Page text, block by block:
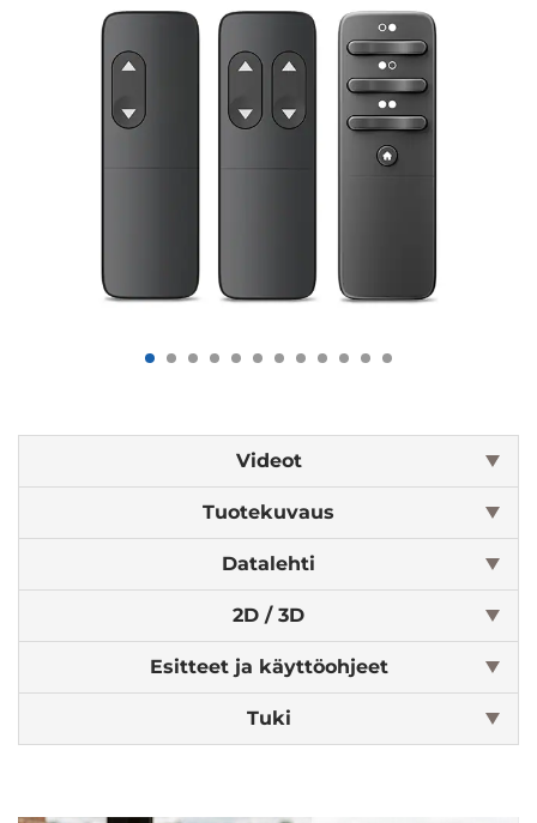
Videot
Tuotekuvaus
Datalehti
2D / 3D
Esitteet ja käyttöohjeet
Tuki